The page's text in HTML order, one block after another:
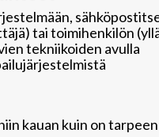
tai toimihenkilön
tekniikoiden avulla
kauan kuin on